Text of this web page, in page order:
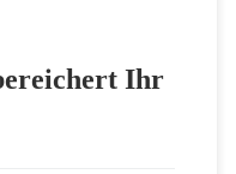
Ihr